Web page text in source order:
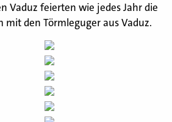
Vaduz feierten wie jedes Jahr die
mit den Törmleguger aus Vaduz.